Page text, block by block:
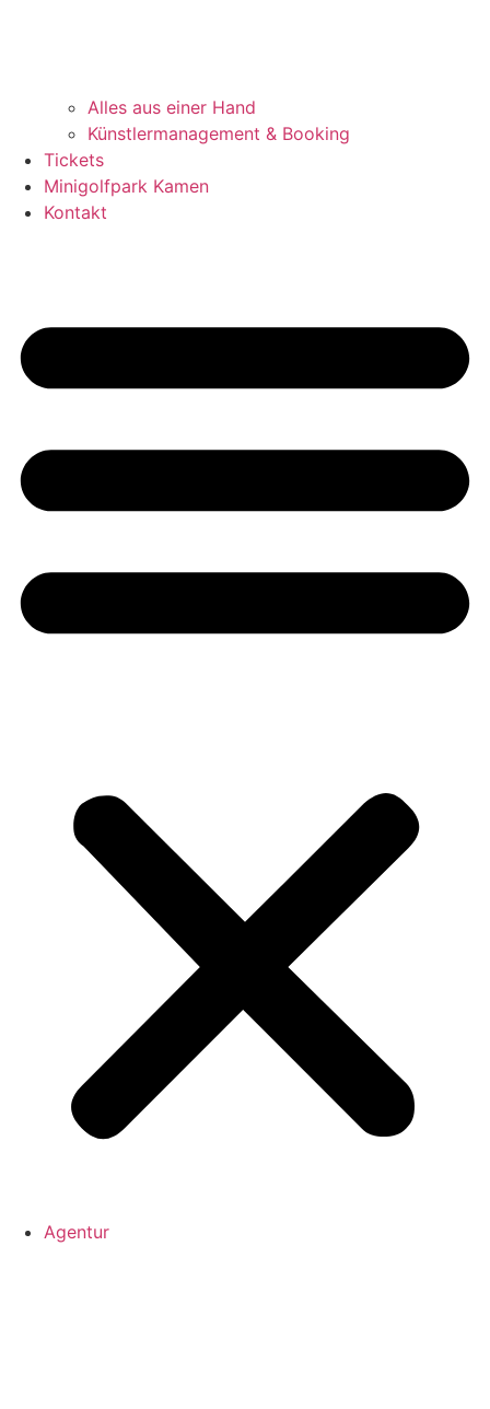
Alles aus einer Hand
Künstlermanagement & Booking
Tickets
Minigolfpark Kamen
Kontakt
Agentur